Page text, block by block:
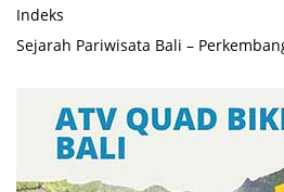
Indeks
Sejarah Pariwisata Bali –